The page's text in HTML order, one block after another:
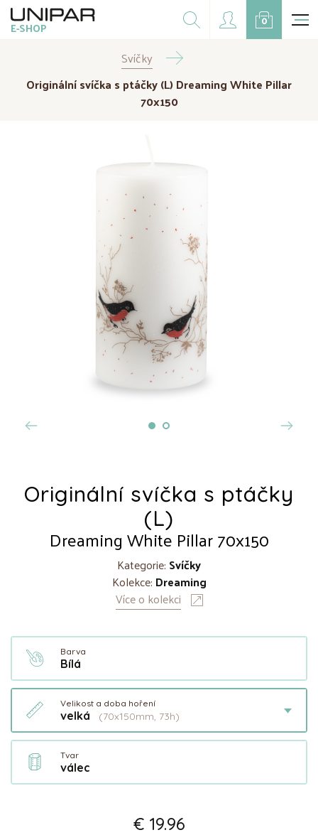
E-SHOP
Dárkové balíčky
Doplňky
Doprodej
Kampaně
CZK EUR
0
Svíčky
Originální svíčka s ptáčky (L) Dreaming White Pillar
70x150
Originální svíčka s ptáčky
(L)
Dreaming White Pillar 70x150
Kategorie: Svíčky
Kolekce: Dreaming
Více o kolekci
Barva
Bílá
Velikost a doba hoření
velká (70x150mm, 73h)
Tvar
válec
€ 19.96